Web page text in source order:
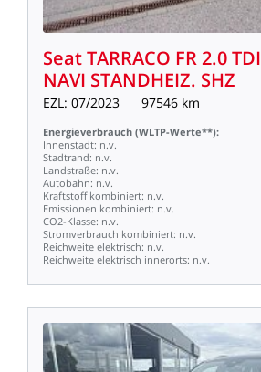
SeatTARRACO FR2.0TDI
NAVI STANDHEIZ. SHZ
EZL: 07/2023 97546 km
Energieverbrauch (WLTP-Werte**):
Innenstadt: n.v.
Stadtrand: n.v.
Landstraße: n.v.
Autobahn: n.v.
Kraftstoff kombiniert: n.v.
Emissionen kombiniert: n.v.
CO2-Klasse: n.v.
Stromverbrauch kombiniert: n.v.
Reichweite elektrisch: n.v.
Reichweite elektrisch innerorts: n.v.